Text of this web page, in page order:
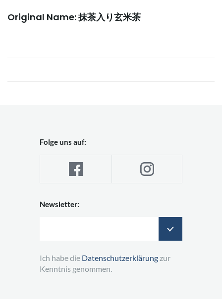
Original Name: 抹茶入り玄米茶
Folge uns auf:
Newsletter:
Ich habe die Datenschutzerklärung zur
Kenntnis genommen.